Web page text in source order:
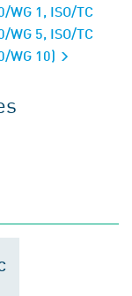
WG 1, ISO/TC
WG 5, ISO/TC
WG 10)